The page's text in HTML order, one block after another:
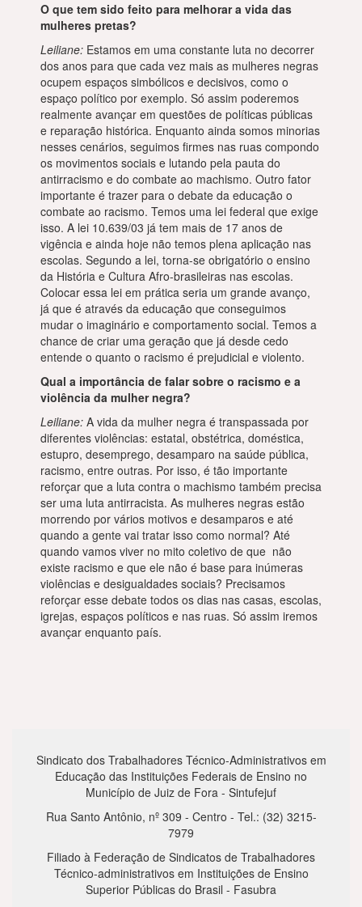
O que tem sido feito para melhorar a vida das
mulheres pretas?
Leiliane: Estamos em uma constante luta no decorrer
dos anos para que cada vez mais as mulheres negras
ocupem espaços simbólicos e decisivos, como o
espaço político por exemplo. Só assim poderemos
realmente avançar em questões de políticas públicas
e reparação histórica. Enquanto ainda somos minorias
nesses cenários, seguimos firmes nas ruas compondo
os movimentos sociais e lutando pela pauta do
antirracismo e do combate ao machismo. Outro fator
importante é trazer para o debate da educação o
combate ao racismo. Temos uma lei federal que exige
isso. A lei 10.639/03 já tem mais de 17 anos de
vigência e ainda hoje não temos plena aplicação nas
escolas. Segundo a lei, torna-se obrigatório o ensino
da História e Cultura Afro-brasileiras nas escolas.
Colocar essa lei em prática seria um grande avanço,
já que é através da educação que conseguimos
mudar o imaginário e comportamento social. Temos a
chance de criar uma geração que já desde cedo
entende o quanto o racismo é prejudicial e violento.
Qual a importância de falar sobre o racismo e a
violência da mulher negra?
Leiliane: A vida da mulher negra é transpassada por
diferentes violências: estatal, obstétrica, doméstica,
estupro, desemprego, desamparo na saúde pública,
racismo, entre outras. Por isso, é tão importante
reforçar que a luta contra o machismo também precisa
ser uma luta antirracista. As mulheres negras estão
morrendo por vários motivos e desamparos e até
quando a gente vai tratar isso como normal? Até
quando vamos viver no mito coletivo de que não
existe racismo e que ele não é base para inúmeras
violências e desigualdades sociais? Precisamos
reforçar esse debate todos os dias nas casas, escolas,
igrejas, espaços políticos e nas ruas. Só assim iremos
avançar enquanto país.
Sindicato dos Trabalhadores Técnico-Administrativos em
Educação das Instituições Federais de Ensino no
Município de Juiz de Fora - Sintufejuf
Rua Santo Antônio, nº 309 - Centro - Tel.: (32) 3215-
7979
Filiado à Federação de Sindicatos de Trabalhadores
Técnico-administrativos em Instituições de Ensino
Superior Públicas do Brasil - Fasubra